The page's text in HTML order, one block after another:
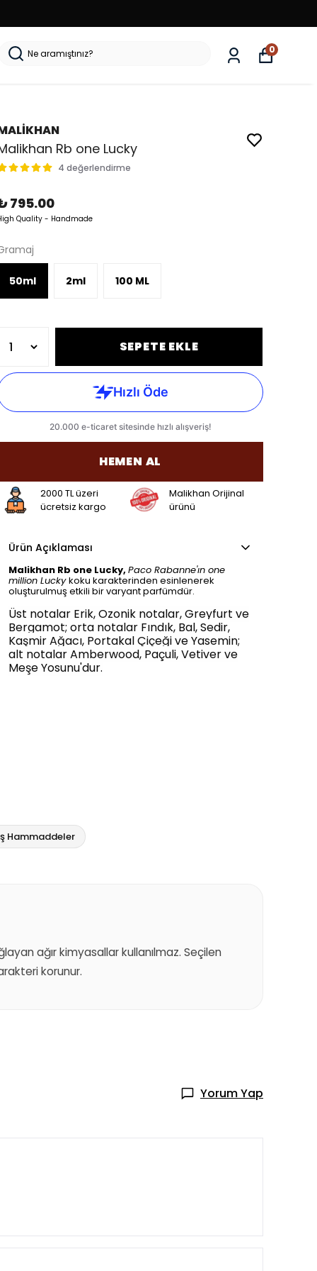
0
Rb one Lucky
4 değerlendirme
795.00
Quality - Handmade
50ml 2ml 100 ML
SEPETE EKLE
HEMEN AL
2000 TL üzeri
ücretsiz kargo
Malikhan Orijinal
ürünü
Ürün Açıklaması
Malikhan Rb one Lucky, Paco Rabanne'ın one
million Lucky koku karakterinden esinlenerek
oluşturulmuş etkili bir varyant parfümdür.
Üst notalar Erik, Ozonik notalar, Greyfurt ve
Bergamot; orta notalar Fındık, Bal, Sedir,
Kaşmir Ağacı, Portakal Çiçeği ve Yasemin;
alt notalar Amberwood, Paçuli, Vetiver ve
Meşe Yosunu'dur.
Hammaddeler
ağır kimyasallar kullanılmaz. Seçilen
korunur.
Yorum Yap